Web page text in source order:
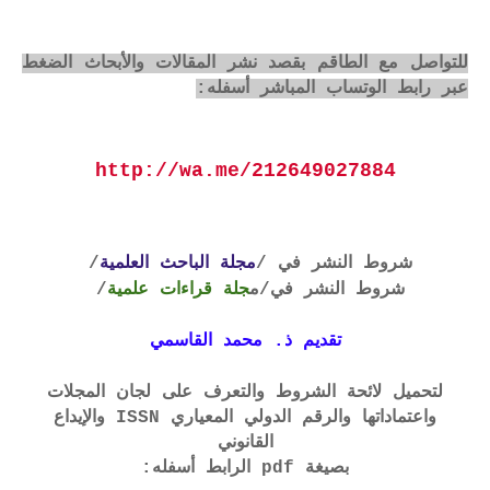
للتواصل مع الطاقم بقصد نشر المقالات والأبحاث الضغط
عبر رابط الوتساب المباشر أسفله:
http://wa.me/212649027884
شروط النشر في /مجلة الباحث العلمية/
شروط النشر في/مجلة قراءات علمية/
تقديم ذ. محمد القاسمي
لتحميل لائحة الشروط والتعرف على لجان المجلات
واعتماداتها والرقم الدولي المعياري ISSN والإيداع
القانوني
بصيغة pdf الرابط أسفله: